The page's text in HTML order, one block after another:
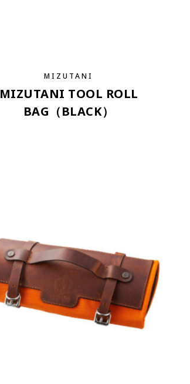
MIZUTANI
MIZUTANI TOOL ROLL
BAG（BLACK）